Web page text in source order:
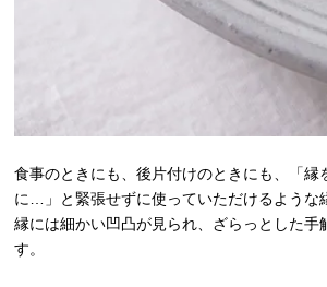
食事のときにも、後片付けのときにも、「縁
に…」と緊張せずに使っていただけるような
縁には細かい凹凸が見られ、ざらっとした手
す。